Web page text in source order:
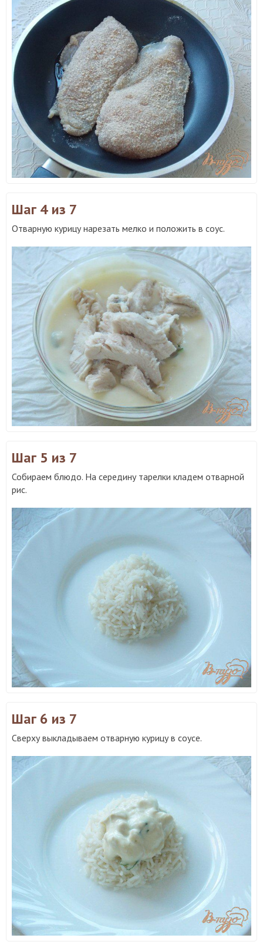
Шаг 4 из 7
Отварную курицу нарезать мелко и положить в соус.
Шаг 5 из 7
Собираем блюдо. На середину тарелки кладем отварной
рис.
Шаг 6 из 7
Сверху выкладываем отварную курицу в соусе.